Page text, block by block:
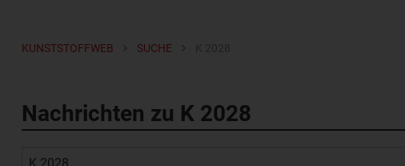
KUNSTSTOFFWEB SUCHE
Nachrichten zu K 2028